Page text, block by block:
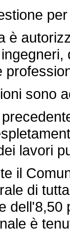
sono
lavori
il
di
è